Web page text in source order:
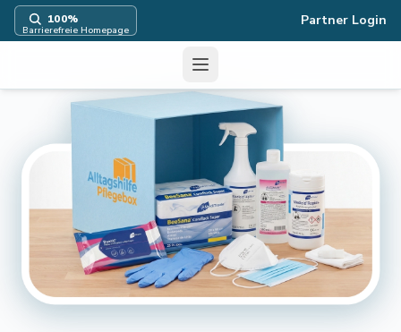
100%
Barrierefreie Homepage
Partner Login
Menü